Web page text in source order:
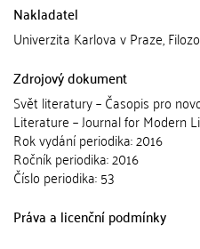
Nakladatel
Univerzita Karlova v Praze,
Zdrojový dokument
Svět literatury – Časopis pro
Literature – Journal for Modern
Rok vydání periodika: 2016
Ročník periodika: 2016
Číslo periodika: 53
Práva a licenční podmínky